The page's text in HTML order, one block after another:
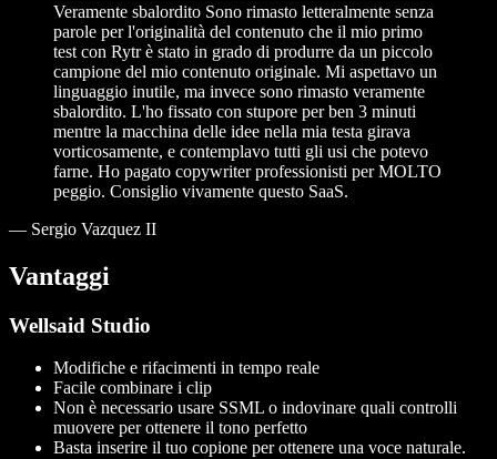
Veramente sbalordito Sono rimasto letteralmente senza
parole per l'originalità del contenuto che il mio primo
test con Rytr è stato in grado di produrre da un piccolo
campione del mio contenuto originale. Mi aspettavo un
linguaggio inutile, ma invece sono rimasto veramente
sbalordito. L'ho fissato con stupore per ben 3 minuti
mentre la macchina delle idee nella mia testa girava
vorticosamente, e contemplavo tutti gli usi che potevo
farne. Ho pagato copywriter professionisti per MOLTO
peggio. Consiglio vivamente questo SaaS.
— Sergio Vazquez II
Vantaggi
Wellsaid Studio
Modifiche e rifacimenti in tempo reale
Facile combinare i clip
Non è necessario usare SSML o indovinare quali controlli
muovere per ottenere il tono perfetto
Basta inserire il tuo copione per ottenere una voce naturale.